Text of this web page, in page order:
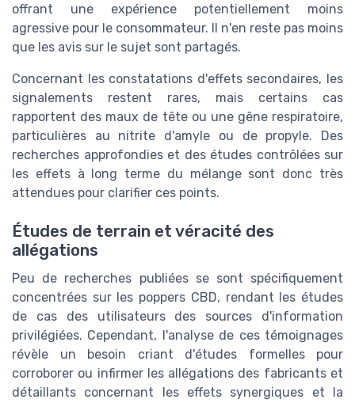
offrant une expérience potentiellement moins
agressive pour le consommateur. Il n'en reste pas moins
que les avis sur le sujet sont partagés.
Concernant les constatations d'effets secondaires, les
signalements restent rares, mais certains cas
rapportent des maux de tête ou une gêne respiratoire,
particulières au nitrite d'amyle ou de propyle. Des
recherches approfondies et des études contrôlées sur
les effets à long terme du mélange sont donc très
attendues pour clarifier ces points.
Études de terrain et véracité des
allégations
Peu de recherches publiées se sont spécifiquement
concentrées sur les poppers CBD, rendant les études
de cas des utilisateurs des sources d'information
privilégiées. Cependant, l'analyse de ces témoignages
révèle un besoin criant d'études formelles pour
corroborer ou infirmer les allégations des fabricants et
détaillants concernant les effets synergiques et la